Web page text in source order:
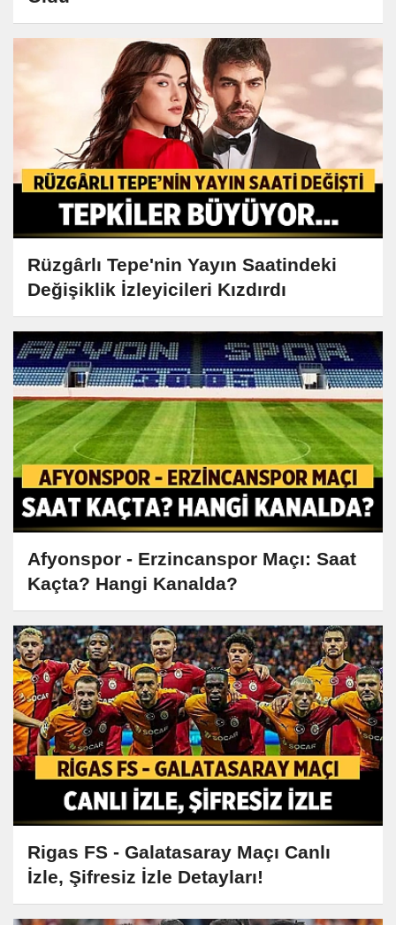
Rüzgârlı Tepe'nin Yayın Saatindeki
Değişiklik İzleyicileri Kızdırdı
Afyonspor - Erzincanspor Maçı: Saat
Kaçta? Hangi Kanalda?
Rigas FS - Galatasaray Maçı Canlı
İzle, Şifresiz İzle Detayları!